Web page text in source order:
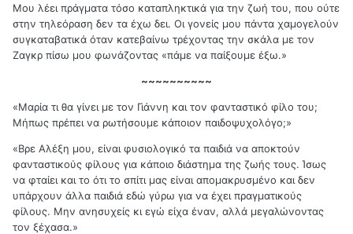
Μου λέει πράγματα τόσο καταπληκτικά για την ζωή του, που ούτε
στην τηλεόραση δεν τα έχω δει. Οι γονείς μου πάντα χαμογελούν
συγκαταβατικά όταν κατεβαίνω τρέχοντας την σκάλα με τον
Ζαγκρ πίσω μου φωνάζοντας «πάμε να παίξουμε έξω.»
~~~~~~~~~~
«Μαρία τι θα γίνει με τον Γιάννη και τον φανταστικό φίλο του;
Μήπως πρέπει να ρωτήσουμε κάποιον παιδοψυχολόγο;»
«Βρε Αλέξη μου, είναι φυσιολογικό τα παιδιά να αποκτούν
φανταστικούς φίλους για κάποιο διάστημα της ζωής τους. Ίσως
να φταίει και το ότι το σπίτι μας είναι απομακρυσμένο και δεν
υπάρχουν άλλα παιδιά εδώ γύρω για να έχει πραγματικούς
φίλους. Μην ανησυχείς κι εγώ είχα έναν, αλλά μεγαλώνοντας
τον ξέχασα.»